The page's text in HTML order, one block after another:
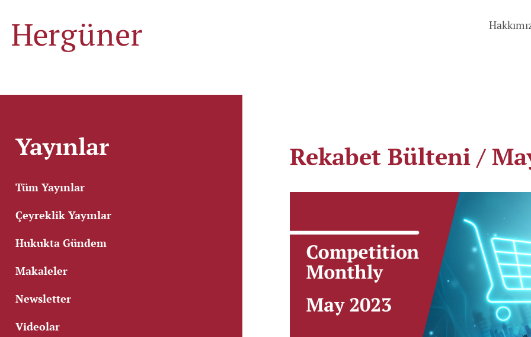
Yayınlar
Tüm Yayınlar
Çeyreklik Yayınlar
Hukukta Gündem
Makaleler
Newsletter
Videolar
Rekabet Bülteni /